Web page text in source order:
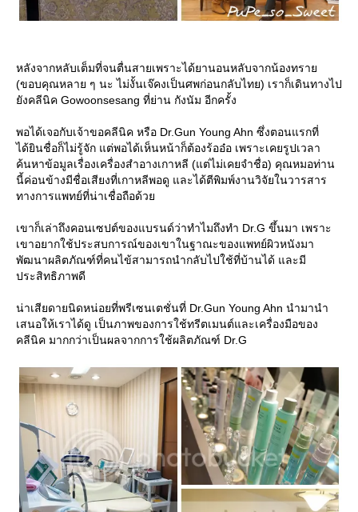
หลังจากหลับเต็มที่จนตื่นสายเพราะได้ยานอนหลับจากน้องทรา
(ขอบคุณหลาย ๆ นะ ไม่งั้นเจ๊คงเป็นศพก่อนกลับไทย) เราก็เดินทางไป
ังคลีนิค Gowoonsesang ที่ย่าน กังนัม อีกครั้ง
พอได้เจอกับเจ้าขอคลีนิค หรือ Dr.Gun Young Ahn ซึ่งตอนแรกที่
ได้ยินชื่อก็ไม่รู้จัก แต่พอได้เห็นหน้าก็ต้องร้ออ๋อ เพราะเคยรูปเวลา
ค้นหาข้อมูลเรื่องเครื่องสำอางเกาหลี (แต่ไม่เคยจำชื่อ) คุณหมอท่าน
นี้ค่อนข้างมีชื่อเสียงที่เกาหลีพอดู และได้ตีพิมพ์งานวิจัยในวารสาร
ทางการแพทย์ที่น่าเชื่อถือด้ว
เขาก็เล่าถึงคอนเซปต์ของแบรนด์ว่าทำไมถึงทำ Dr.G ขึ้นมา เพราะ
เขาอยากใช้ประสบการณ์ของเขาในฐาณะของแพทย์ผิวหนังมา
พัฒนาผลิตภัณฑ์ที่คนไข้สามารถนำกลับไปใช้ที่บ้านได้ และมี
ประสิทธิภาพดี
น่าเสียดายนิดหน่อยที่พรีเซนเตชั่นที่ Dr.Gun Young Ahn นำมานำ
เสนอให้เราได้ดู เป็นภาพของการใช้ทรีตเมนต์และเครื่องมือของ
คลีนิค มากกว่าเป็นผลจากการใช้ผลิตภัณฑ์ Dr.G